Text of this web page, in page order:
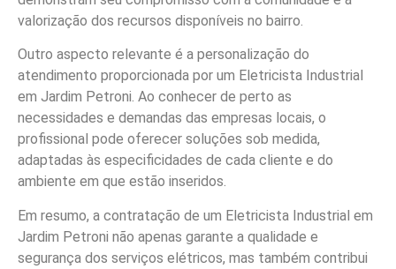
valorização dos recursos disponíveis no bairro.
Outro aspecto relevante é a personalização do
atendimento proporcionada por um Eletricista Industrial
em Jardim Petroni. Ao conhecer de perto as
necessidades e demandas das empresas locais, o
profissional pode oferecer soluções sob medida,
adaptadas às especificidades de cada cliente e do
ambiente em que estão inseridos.
Em resumo, a contratação de um Eletricista Industrial em
Jardim Petroni não apenas garante a qualidade e
segurança dos serviços elétricos, mas também contribui